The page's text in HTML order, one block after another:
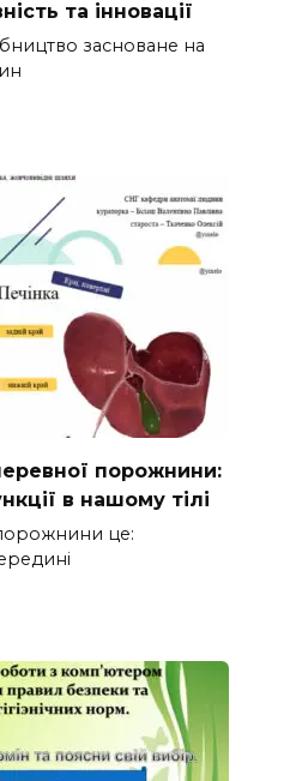
та інновації
засноване на
порожнини:
в нашому тілі
це: